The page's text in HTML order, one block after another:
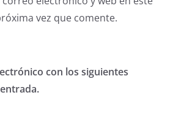
vez que comente.
con los siguientes